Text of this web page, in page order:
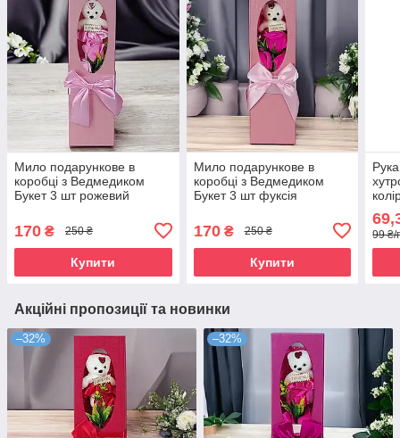
Мило подарункове в
коробці з Ведмедиком
Букет 3 шт рожевий
170 ₴ 250 ₴
Купити
Мило подарункове в
коробці з Ведмедиком
Букет 3 шт фуксія
170₴ 250 ₴
Купити
99 ₴/
Акційні пропозиції та новинки
–32% –32%